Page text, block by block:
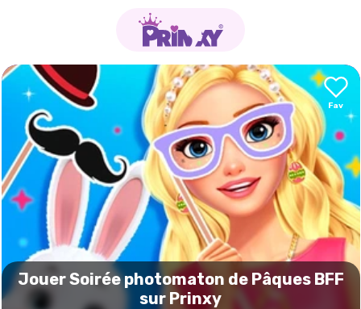
Jouer Soirée photomaton de Pâques BFF
sur Prinxy